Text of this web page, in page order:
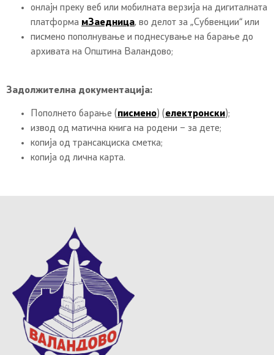
онлајн преку веб или мобилната верзија на дигиталната
платформа мЗаедница, во делот за „Субвенции“ или
писмено пополнување и поднесување на барање до
архивата на Општина Валандово;
Задолжителна документација:
Пополнето барање (писмено) (електронски);
извод од матична книга на родени – за дете;
копија од трансакциска сметка;
копија од лична карта.